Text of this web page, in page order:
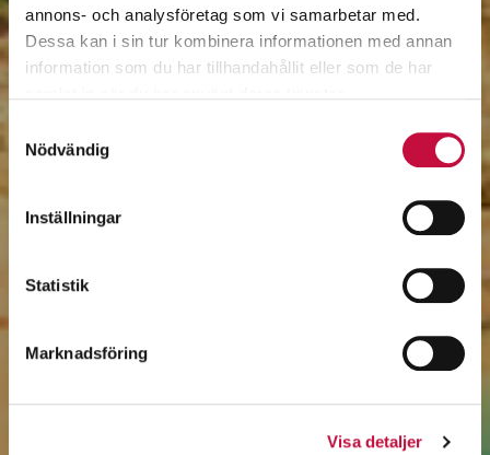
annons- och analysföretag som vi samarbetar med.
Dessa kan i sin tur kombinera informationen med annan
information som du har tillhandahållit eller som de har
Nödvändig
Inställningar
Statistik
Marknadsföring
Visa detaljer